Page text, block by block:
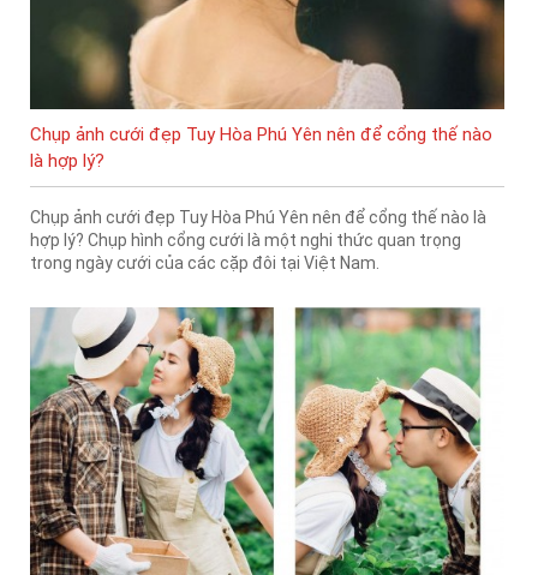
Chụp ảnh cưới đẹp Tuy Hòa Phú Yên nên để cổng thế nào
là hợp lý?
Chụp ảnh cưới đẹp Tuy Hòa Phú Yên nên để cổng thế nào là
hợp lý? Chụp hình cổng cưới là một nghi thức quan trọng
trong ngày cưới của các cặp đôi tại Việt Nam.